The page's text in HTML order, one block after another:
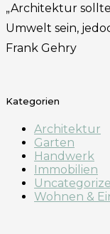
„Architektur
Umwelt sein,
Frank Gehry
Kategorien
Architektur
Garten
Handwerk
Immobilien
Wohnen &